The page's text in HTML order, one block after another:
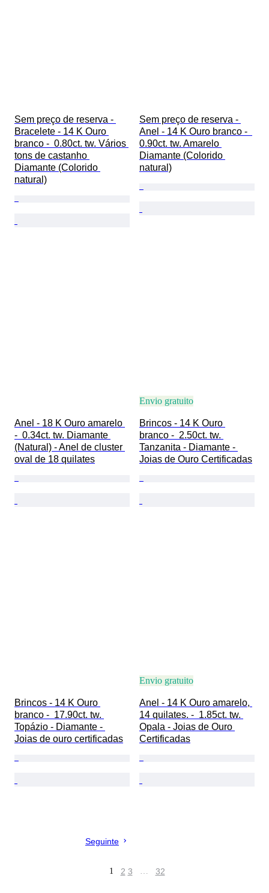
Sem preço de reserva -
Bracelete - 14 K Ouro
branco -  0.80ct. tw. Vários
tons de castanho
Diamante (Colorido
natural)
Sem preço de reserva -
Anel - 14 K Ouro branco -
0.90ct. tw. Amarelo
Diamante (Colorido
natural)
Anel - 18 K Ouro amarelo
-  0.34ct. tw. Diamante
(Natural) - Anel de cluster
oval de 18 quilates
Envio gratuito
Brincos - 14 K Ouro
branco -  2.50ct. tw.
Tanzanita - Diamante -
Joias de Ouro Certificadas
Brincos - 14 K Ouro
branco -  17.90ct. tw.
Topázio - Diamante -
Joias de ouro certificadas
Envio gratuito
Anel - 14 K Ouro amarelo,
14 quilates. -  1.85ct. tw.
Opala - Joias de Ouro
Certificadas
Seguinte
1 2 3 … 32